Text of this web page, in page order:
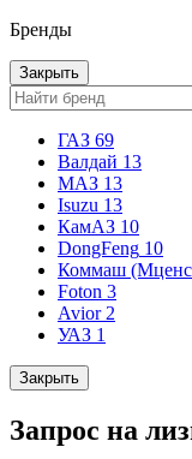
Бренды
Закрыть
ГАЗ 69
Валдай 13
МАЗ 13
Isuzu 13
КамАЗ 10
DongFeng 10
Коммаш
Foton 3
Avior 2
УАЗ 1
Закрыть
Запрос на